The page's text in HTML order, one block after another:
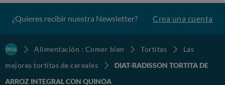
¿Quieres recibir nuestra Newsletter? Crea una cuenta
Alimentación : Comer bien Tortitas
Las
mejores tortitas de cereales
DIAT-RADISSON TORTITA DE
ARROZ INTEGRAL CON QUINOA